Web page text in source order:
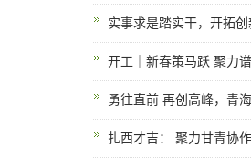
实事求是踏实干，开拓
开工｜新春策马跃 聚力
勇往直前 再创高峰，青
扎西才吉： 聚力甘青协